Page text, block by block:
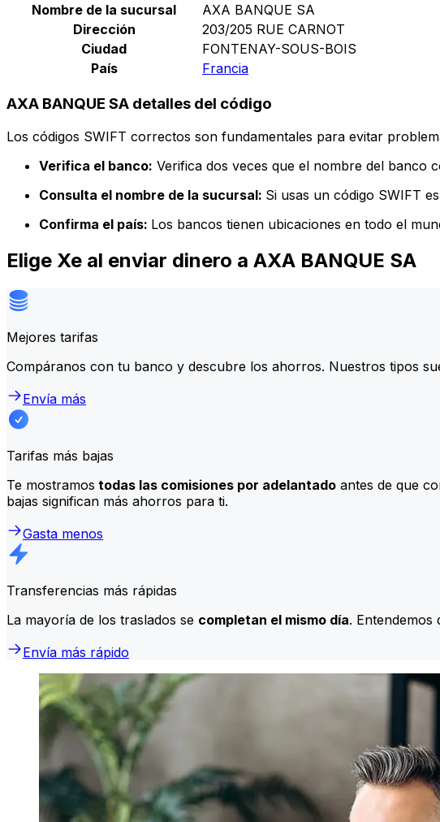
Nombre de la sucursal
AXA BANQUE SA
Dirección
203/205 RUE CARNOT
Ciudad
FONTENAY-SOUS-BOIS
País
Francia
AXA BANQUE SA detalles del código
Los códigos SWIFT correctos son fundamentales para evitar
Verifica el banco: Verifica dos veces que el nombre del banco
Consulta el nombre de la sucursal: Si usas un código SWIFT
Confirma el país: Los bancos tienen ubicaciones en todo el
Elige Xe al enviar dinero a AXA BANQUE SA
Mejores tarifas
Compáranos con tu banco y descubre los ahorros. Nuestros tipos
Envía más
Tarifas más bajas
Te mostramos todas las comisiones por adelantado antes de que
bajas significan más ahorros para ti.
Gasta menos
Transferencias más rápidas
La mayoría de los traslados se completan el mismo día. Entendemos
Envía más rápido